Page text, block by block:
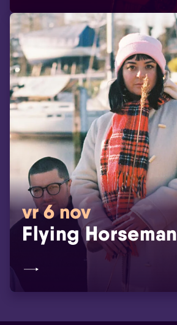
vr 6 nov
Flying Horseman